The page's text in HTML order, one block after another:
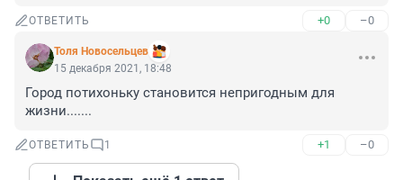
ОТВЕТИТЬ +0 –0
Толя Новосельцев
15 декабря 2021, 18:48
Город потихоньку становится непригодным для
жизни.......
ОТВЕТИТЬ 1 +1 –0